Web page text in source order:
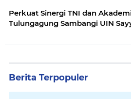
Perkuat Sinergi TNI dan
Tulungagung Sambangi UIN
Berita Terpopuler